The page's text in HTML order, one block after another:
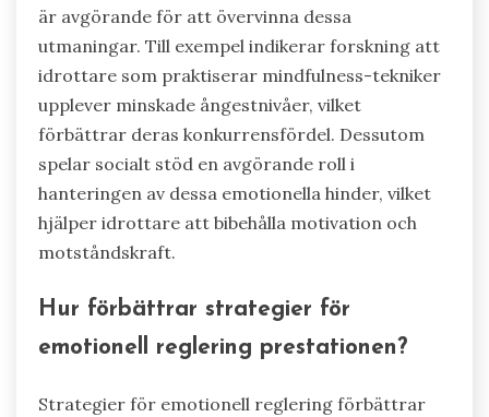
är avgörande för att övervinna dessa
utmaningar. Till exempel indikerar forskning att
idrottare som praktiserar mindfulness-tekniker
upplever minskade ångestnivåer, vilket
förbättrar deras konkurrensfördel. Dessutom
spelar socialt stöd en avgörande roll i
hanteringen av dessa emotionella hinder, vilket
hjälper idrottare att bibehålla motivation och
motståndskraft.
Hur förbättrar strategier för
emotionell reglering prestationen?
Strategier för emotionell reglering förbättrar